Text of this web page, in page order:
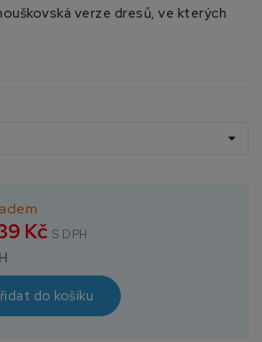
verze dresů, ve kterých
Kč S DPH
do košíku